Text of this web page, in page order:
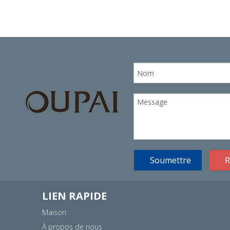
Soumettre
LIEN RAPIDE
Maison
À propos de nous